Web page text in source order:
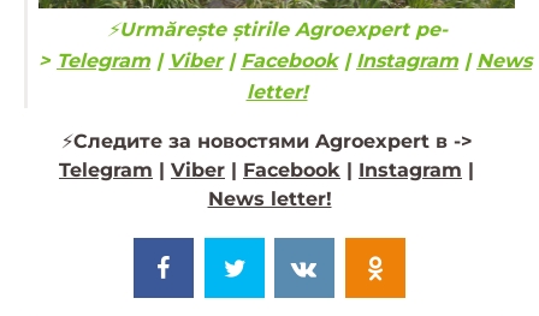
⚡️Urmărește știrile Agroexpert pe-
> Telegram | Viber| Facebook| Instagram | News
letter!
⚡️Следите за новостями Agroexpert в ->
Telegram
Viber Facebook Instagram
News letter!